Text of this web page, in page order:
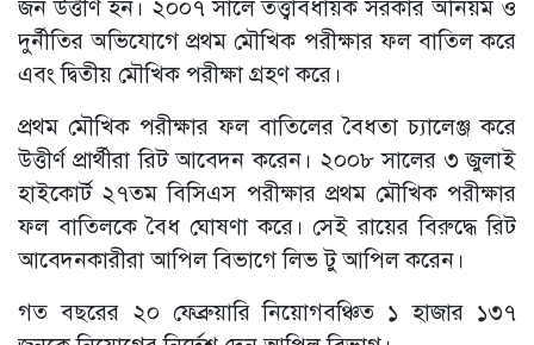
জন উত্তীর্ণ হন। ২০০৭ সালে তত্ত্বাবধায়ক সরকার অনিয়ম ও
দুর্নীতির অভিযোগে প্রথম মৌখিক পরীক্ষার ফল বাতিল করে
এবং দ্বিতীয় মৌখিক পরীক্ষা গ্রহণ করে।
প্রথম মৌখিক পরীক্ষার ফল বাতিলের বৈধতা চ্যালেঞ্জ করে
উত্তীর্ণ প্রার্থীরা রিট আবেদন করেন। ২০০৮ সালের ৩ জুলাই
হাইকোর্ট ২৭তম বিসিএস পরীক্ষার প্রথম মৌখিক পরীক্ষার
ফল বাতিলকে বৈধ ঘোষণা করে। সেই রায়ের বিরুদ্ধে রিট
আবেদনকারীরা আপিল বিভাগে লিভ টু আপিল করেন।
গত বছরের ২০ ফেব্রুয়ারি নিয়োগবঞ্চিত ১ হাজার ১৩৭